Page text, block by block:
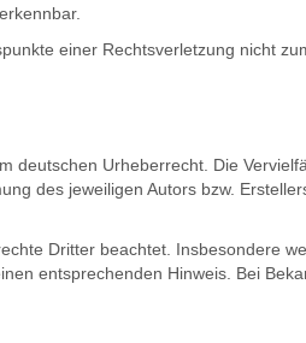
einer Rechtsverletzung nicht
Urheberrecht. Die
des jeweiligen Autors bzw.
Dritter beachtet. Insbesondere
entsprechenden Hinweis. Bei